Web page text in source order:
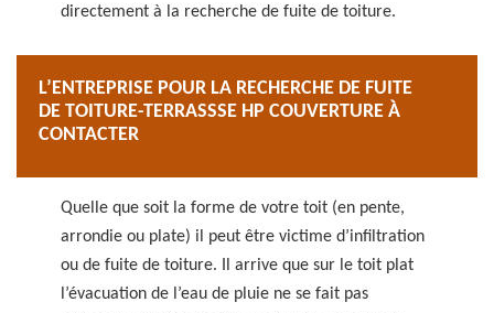
directement à la recherche de fuite de toiture.
L’ENTREPRISE POUR LA RECHERCHE DE FUITE
DE TOITURE-TERRASSSE HP COUVERTURE À
CONTACTER
Quelle que soit la forme de votre toit (en pente,
arrondie ou plate) il peut être victime d’infiltration
ou de fuite de toiture. Il arrive que sur le toit plat
l’évacuation de l’eau de pluie ne se fait pas